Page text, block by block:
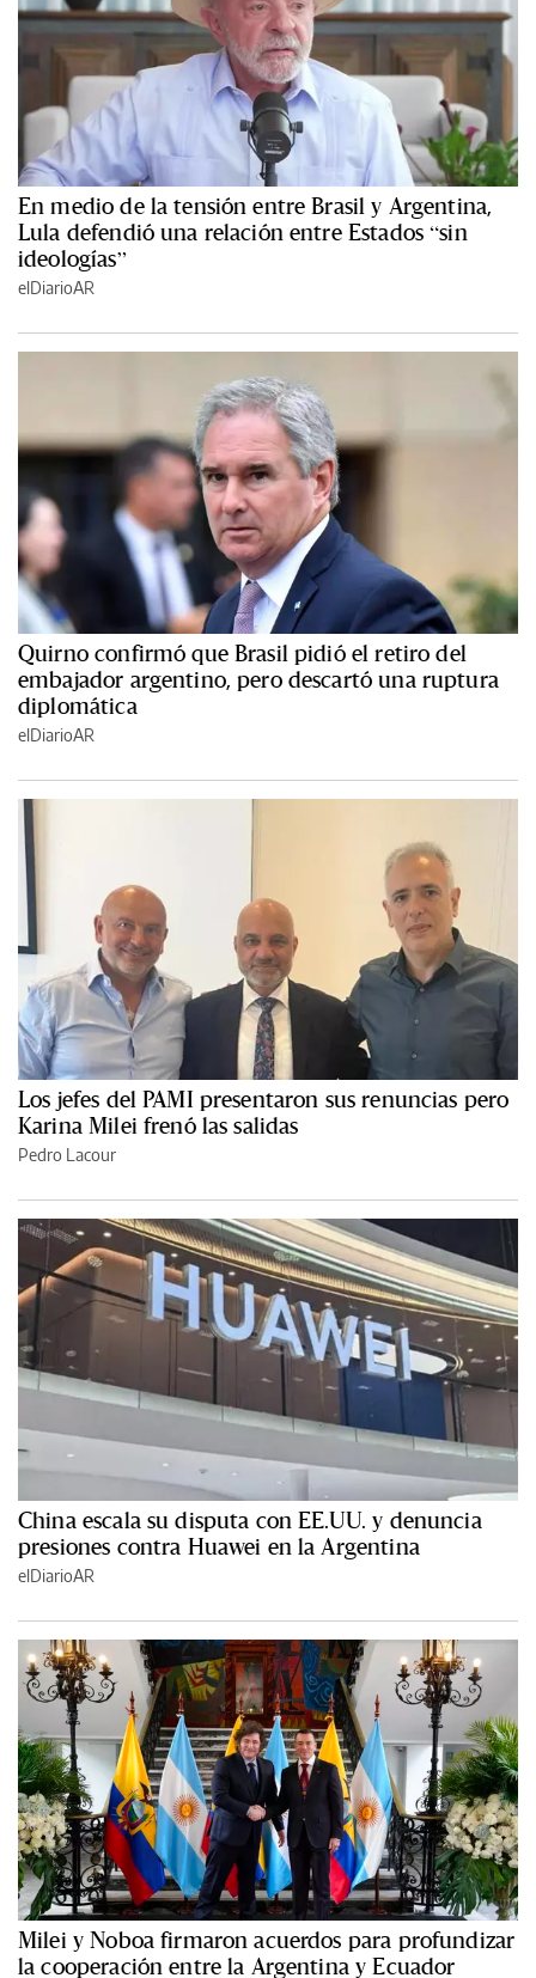
En medio de la tensión entre Brasil y Argentina,
Lula defendió una relación entre Estados “sin
ideologías”
elDiarioAR
Quirno confirmó que Brasil pidió el retiro del
embajador argentino, pero descartó una ruptura
diplomática
elDiarioAR
Los jefes del PAMI presentaron sus renuncias pero
Karina Milei frenó las salidas
Pedro Lacour
China escala su disputa con EE.UU. y denuncia
presiones contra Huawei en la Argentina
elDiarioAR
Milei y Noboa firmaron acuerdos para profundizar
la cooperación entre la Argentina y Ecuador